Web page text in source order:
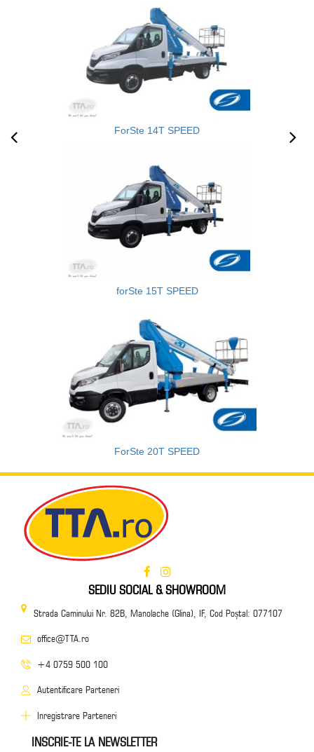
ForSte 14T SPEED
forSte 15T SPEED
ForSte 20T SPEED
SEDIU SOCIAL & SHOWROOM
Strada Caminului Nr. 82B, Manolache (Glina), IF, Cod Poștal: 077107
office@TTA.ro
+4 0759 500 100
Autentificare Parteneri
Inregistrare Parteneri
INSCRIE-TE LA NEWSLETTER